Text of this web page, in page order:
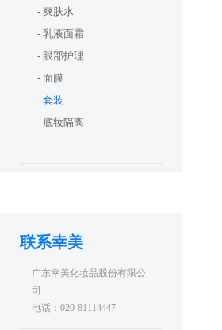
- 爽肤水
- 乳液面霜
- 眼部护理
- 面膜
- 套装
- 底妆隔离
联系幸美
广东幸美化妆品股份有限公
司
电话：020-81114447